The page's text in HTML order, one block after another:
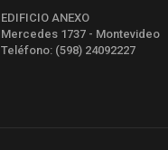
EDIFICIO ANEXO
Mercedes 1737 - Montevideo
Teléfono: (598) 24092227